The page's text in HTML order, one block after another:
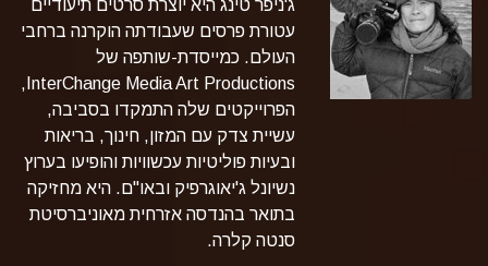
ג'ניפר טינג היא יוצרת סרטים תיעודיים
עטורת פרסים שעבודתה הוקרנה ברחבי
העולם. כמייסדת-שותפה של
InterChange Media Art Productions,
הפרוייקטים שלה התמקדו בסביבה,
עשיית צדק עם המזון, חינוך, בריאות
ובעיות פוליטיות עכשוויות והופיעו בערוץ
נשיונל ג'יאוגרפיק ובאו"ם. היא מחזיקה
בתואר בהנדסה אזרחית מאוניברסיטת
סנטה קלרה.